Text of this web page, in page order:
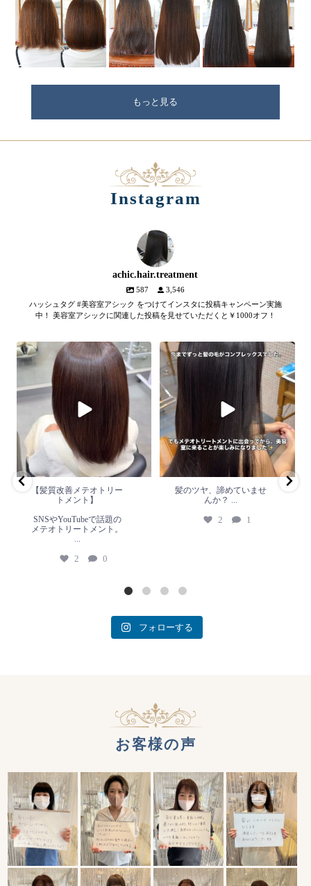
もっと見る
Instagram
achic.hair.treatment
587
3,546
ハッシュタグ #美容室アシック をつけてインスタに投稿キャンペーン実施
中！ 美容室アシックに関連した投稿を見せていただくと￥1000オフ！
【髪質改善メテオトリートメン
SNSやYouTubeで話題のメテオト
リートメント。
2 0
【髪質改善メテオトリー
トメント】
SNSやYouTubeで話題の
メテオトリートメント。
...
2 0
髪のツヤ、諦めていません
1
髪のツヤ、諦めていませ
んか？ ...
2 1
フォローする
お客様の声